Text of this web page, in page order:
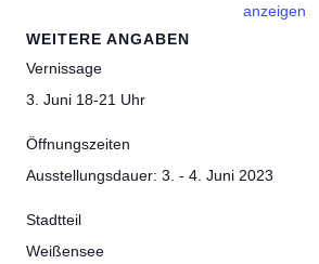
anzeigen
WEITERE ANGABEN
Vernissage
3. Juni 18-21 Uhr
Öffnungszeiten
Ausstellungsdauer: 3. - 4. Juni 2023
Stadtteil
Weißensee